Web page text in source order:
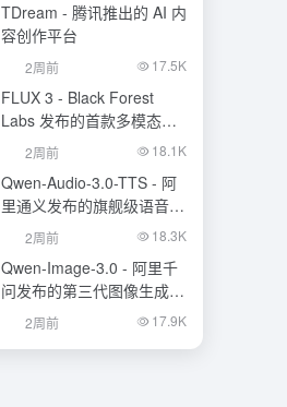
TDream - 腾讯推出的 AI 内
容创作平台
2周前 17.5K
FLUX 3 - Black Forest
Labs 发布的首款多模态基
础模型
2周前 18.1K
Qwen-Audio-3.0-TTS - 阿
里通义发布的旗舰级语音合
成大模型
2周前 18.3K
Qwen-Image-3.0 - 阿里千
问发布的第三代图像生成基
础模型
2周前 17.9K